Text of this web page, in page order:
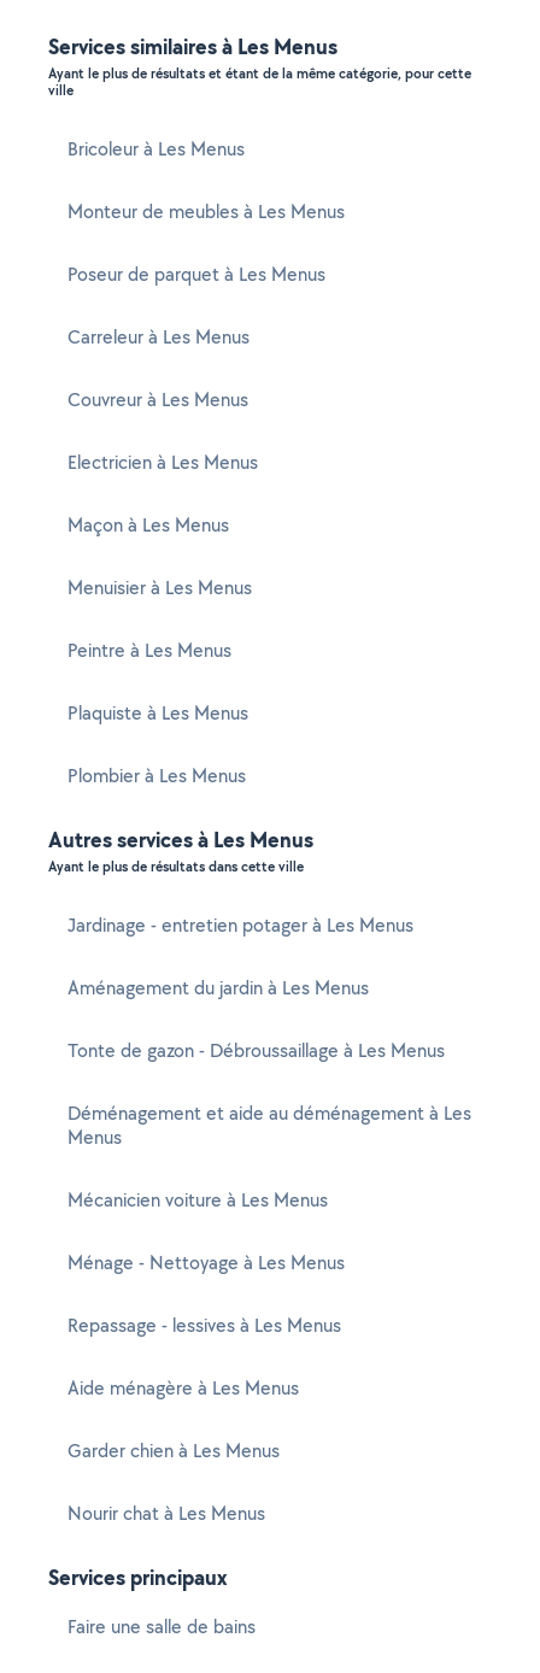
Services similaires à Les Menus
Ayant le plus de résultats et étant de la même catégorie, pour cette
ville
Bricoleur à Les Menus
Monteur de meubles à Les Menus
Poseur de parquet à Les Menus
Carreleur à Les Menus
Couvreur à Les Menus
Electricien à Les Menus
Maçon à Les Menus
Menuisier à Les Menus
Peintre à Les Menus
Plaquiste à Les Menus
Plombier à Les Menus
Autres services à Les Menus
Ayant le plus de résultats dans cette ville
Jardinage - entretien potager à Les Menus
Aménagement du jardin à Les Menus
Tonte de gazon - Débroussaillage à Les Menus
Déménagement et aide au déménagement à Les
Menus
Mécanicien voiture à Les Menus
Ménage - Nettoyage à Les Menus
Repassage - lessives à Les Menus
Aide ménagère à Les Menus
Garder chien à Les Menus
Nourir chat à Les Menus
Services principaux
Faire une salle de bains